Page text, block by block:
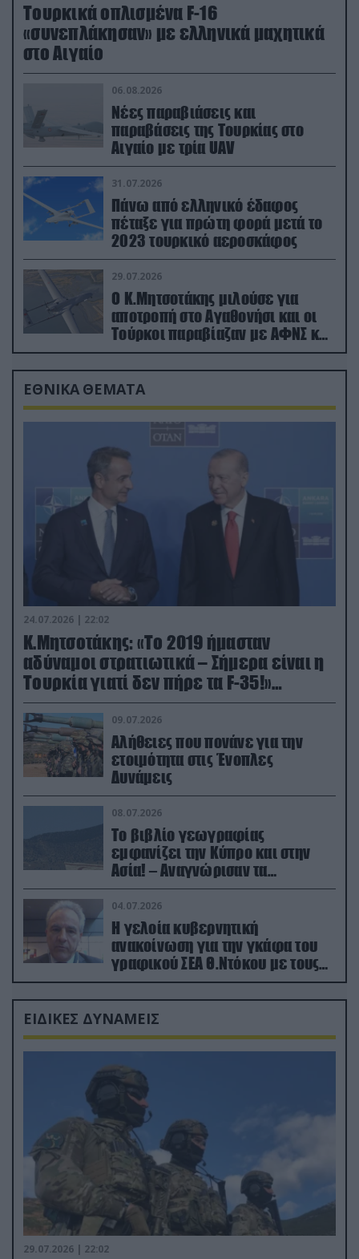
Τουρκικά οπλισμένα F-16
«συνεπλάκησαν» με ελληνικά μαχητικά
στο Αιγαίο
06.08.2026
Νέες παραβιάσεις και
παραβάσεις της Τουρκίας στο
Αιγαίο με τρία UAV
31.07.2026
Πάνω από ελληνικό έδαφος
πέταξε για πρώτη φορά μετά το
2023 τουρκικό αεροσκάφος
29.07.2026
Ο Κ.Μητσοτάκης μιλούσε για
αποτροπή στο Αγαθονήσι και οι
Τούρκοι παραβίαζαν με ΑΦΝΣ και
drone
ΕΘΝΙΚΑ ΘΕΜΑΤΑ
24.07.2026 | 22:02
Κ.Μητσοτάκης: «Το 2019 ήμασταν
αδύναμοι στρατιωτικά – Σήμερα είναι η
Τουρκία γιατί δεν πήρε τα F-35!»
(βίντεο)
09.07.2026
Αλήθειες που πονάνε για την
ετοιμότητα στις Ένοπλες
Δυνάμεις
08.07.2026
Το βιβλίο γεωγραφίας
εμφανίζει την Κύπρο και στην
Ασία! – Αναγνώρισαν τα
κατεχόμενα; (φωτο)
04.07.2026
Η γελοία κυβερνητική
ανακοίνωση για την γκάφα του
γραφικού ΣΕΑ Θ.Ντόκου με τους
Ρώσους φαρσέρ
ΕΙΔΙΚΕΣ ΔΥΝΑΜΕΙΣ
29.07.2026 | 22:02